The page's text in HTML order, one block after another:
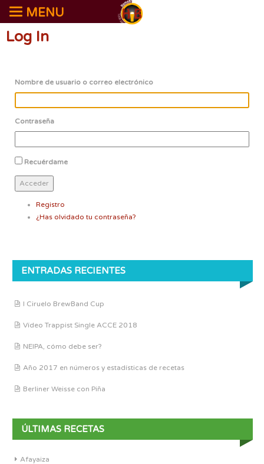
MENU
Log In
Nombre de usuario o correo electrónico
Contraseña
Recuérdame
Acceder
Registro
¿Has olvidado tu contraseña?
ENTRADAS RECIENTES
I Ciruelo BrewBand Cup
Vídeo Trappist Single ACCE 2018
NEIPA, cómo debe ser?
Año 2017 en números y estadísticas de recetas
Berliner Weisse con Piña
ÚLTIMAS RECETAS
Afayaiza